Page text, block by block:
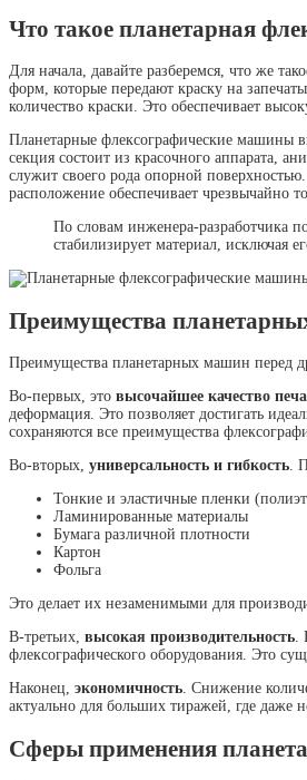
Что такое планетарная
Для начала, давайте разберемся, что же
форм, которые передают краску на
количество краски. Это обеспечивает
Планетарные флексографические машины
секция состоит из красочного аппарата,
служит своего рода опорной
расположение обеспечивает чрезвычайно
По словам инженера-разработчика
стабилизирует материал, исключая
Преимущества
Преимущества планетарных машин перед
Во-первых, это высочайшее качество
деформация. Это позволяет достигать
сохраняются все преимущества
Во-вторых, универсальность и гибкость.
Тонкие и эластичные пленки
Ламинированные материалы
Бумага различной плотности
Картон
Фольга
Это делает их незаменимыми для
В-третьих, высокая производительность.
флексографического оборудования. Это
Наконец, экономичность. Снижение
актуально для больших тиражей, где даже
Сферы применения